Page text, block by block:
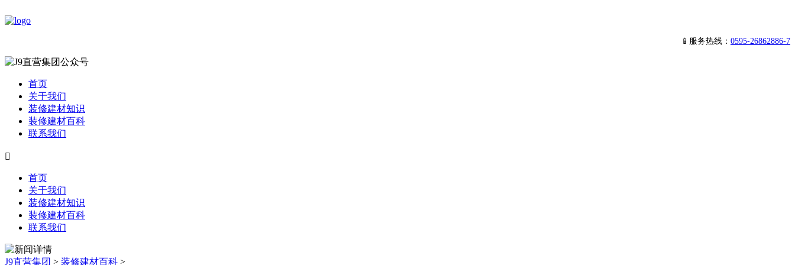
📱服务热线： 0595-26862886-7
首页
关于我们
装修建材知识
装修建材百科
联系我们

首页
关于我们
装修建材知识
装修建材百科
联系我们
J9直营集团 > 装修建材百科 >